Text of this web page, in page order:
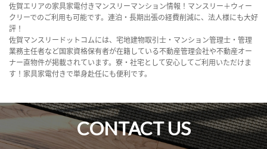
佐賀エリアの家具家電付きマンスリーマンション情報！マンスリー＋ウィー
クリーでのご利用も可能です。連泊・長期出張の経費削減に、法人様にも大好
評！
佐賀マンスリードットコムには、宅地建物取引士・マンション管理士・管理
業務主任者など国家資格保有者が在籍している不動産管理会社や不動産オー
ナー直物件が掲載されています。寮・社宅として安心してご利用いただけま
す！家具家電付きで単身赴任にも便利です。
CONTACT US